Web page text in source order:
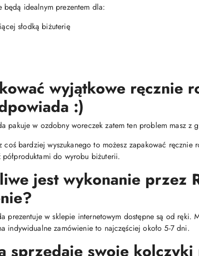
będą idealnym prezentem dla:
słodką biżuterię
wyjątkowe ręcznie
:)
pakuje w ozdobny woreczek zatem ten problem masz z
coś bardziej wyszukanego to możesz zapakować
do wyrobu biżuterii.
jest wykonanie przez
prezentuje w sklepie internetowym dostępne są od
indywidualne zamówienie to najczęściej około 5-7 dni.
sprzedaje swoje